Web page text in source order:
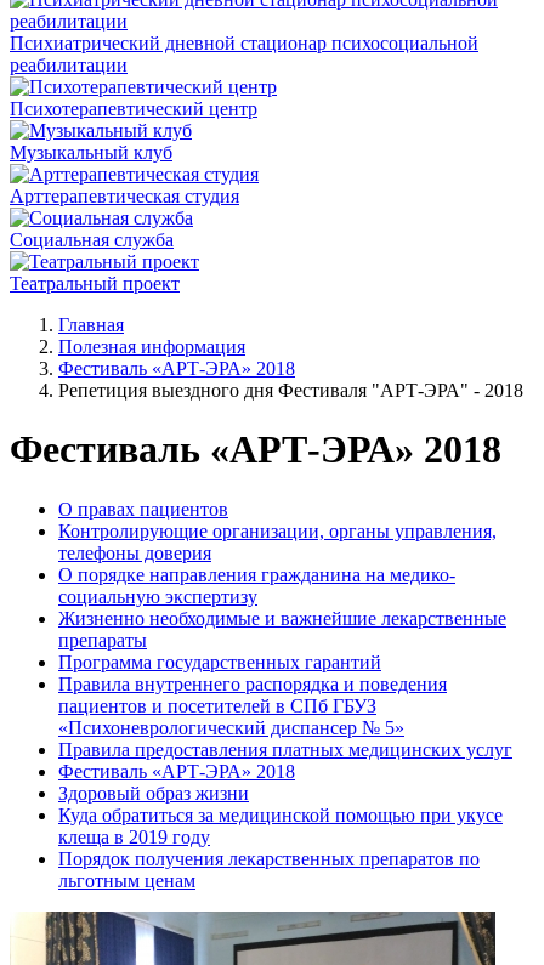
Психиатрический дневной стационар психосоциальной
реабилитации
Психотерапевтический центр
Музыкальный клуб
Арттерапевтическая студия
Социальная служба
Театральный проект
Главная
Полезная информация
Фестиваль «АРТ-ЭРА» 2018
Репетиция выездного дня Фестиваля "АРТ-ЭРА" - 2018
Фестиваль «АРТ-ЭРА» 2018
О правах пациентов
Контролирующие организации, органы управления,
телефоны доверия
О порядке направления гражданина на медико-
социальную экспертизу
Жизненно необходимые и важнейшие лекарственные
препараты
Программа государственных гарантий
Правила внутреннего распорядка и поведения
пациентов и посетителей в СПб ГБУЗ
«Психоневрологический диспансер № 5»
Правила предоставления платных медицинских услуг
Фестиваль «АРТ-ЭРА» 2018
Здоровый образ жизни
Куда обратиться за медицинской помощью при укусе
клеща в 2019 году
Порядок получения лекарственных препаратов по
льготным ценам